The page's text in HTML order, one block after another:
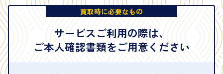
買取時に必要なもの
サービスご利用の際は、
ご本人確認書類をご用意ください